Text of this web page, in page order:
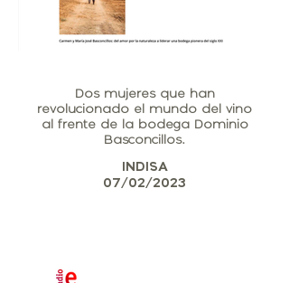
Dos mujeres que han
revolucionado el mundo del vino
al frente de la bodega Dominio
Basconcillos.
INDISA
07/02/2023